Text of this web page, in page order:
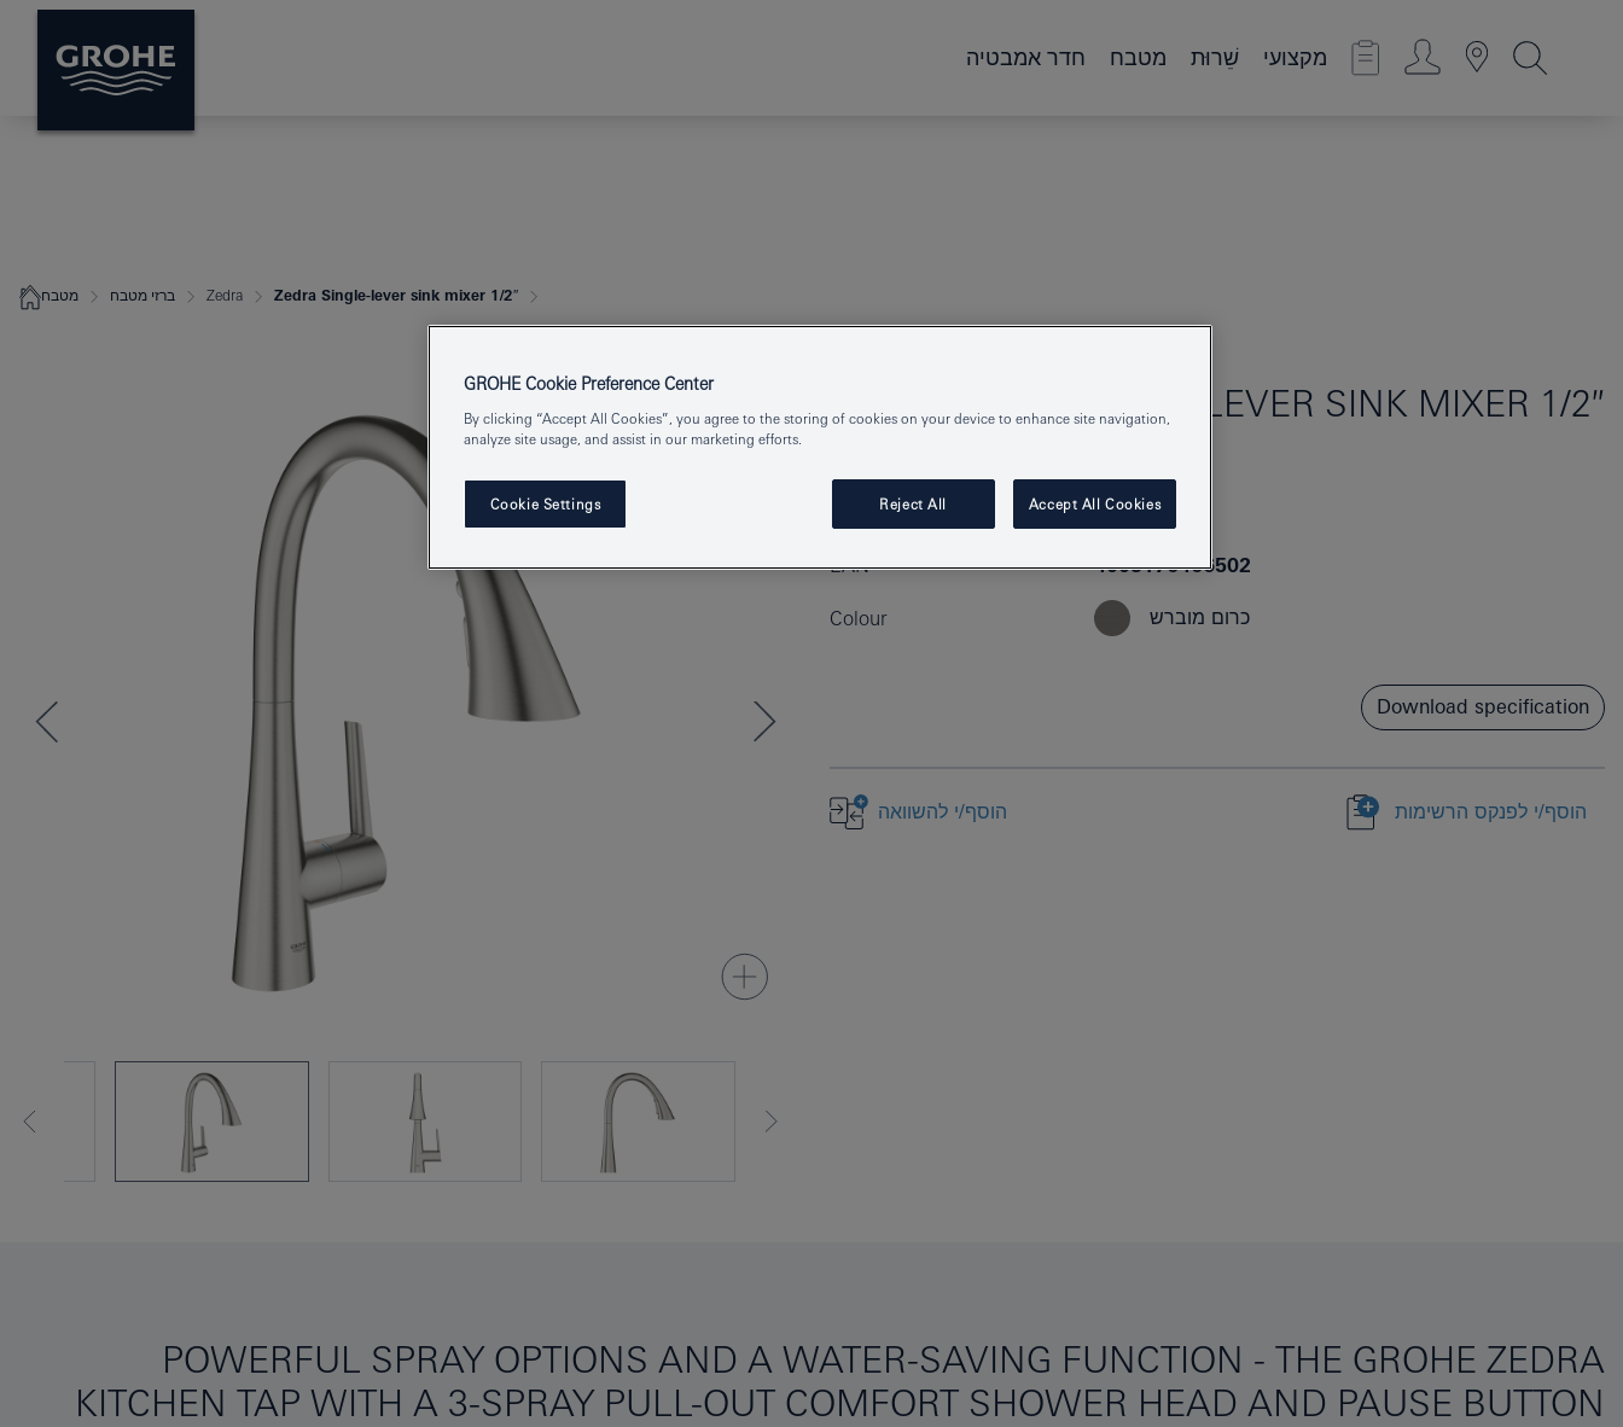
חדר אמבטיה מטבח שֵׁרוּת מקצועי
מטבח ברזי מטבח Zedra Zedra Single-lever sink mixer 1/2″
ZEDRA SINGLE-LEVER SINK MIXER 1/2″
Product Number 32294DC2
EAN 4005176466502
Colour כרום מוברש
Download specification
הוסף/י לפנקס הרשימות הוסף/י להשוואה
POWERFUL SPRAY OPTIONS AND A WATER-SAVING FUNCTION - THE GROHE ZEDRA
KITCHEN TAP WITH A 3-SPRAY PULL-OUT COMFORT SHOWER HEAD AND PAUSE BUTTON
GROHE Cookie Preference Center
By clicking “Accept All Cookies”, you agree to the storing of cookies on your device to enhance site navigation,
analyze site usage, and assist in our marketing efforts.
Cookie Settings Reject All Accept All Cookies